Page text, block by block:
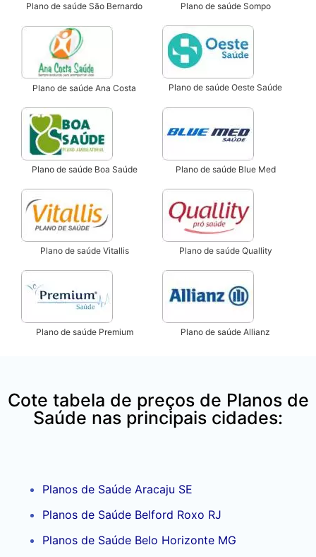
Plano de saúde São Bernardo Plano de saúde Sompo
Plano de saúde Ana Costa Plano de saúde Oeste Saúde
Plano de saúde Boa Saúde Plano de saúde Blue Med
Plano de saúde Vitallis Plano de saúde Quallity
Plano de saúde Premium Plano de saúde Allianz
Cote tabela de preços de Planos de
Saúde nas principais cidades:
Planos de Saúde Aracaju SE
Planos de Saúde Belford Roxo RJ
Planos de Saúde Belo Horizonte MG